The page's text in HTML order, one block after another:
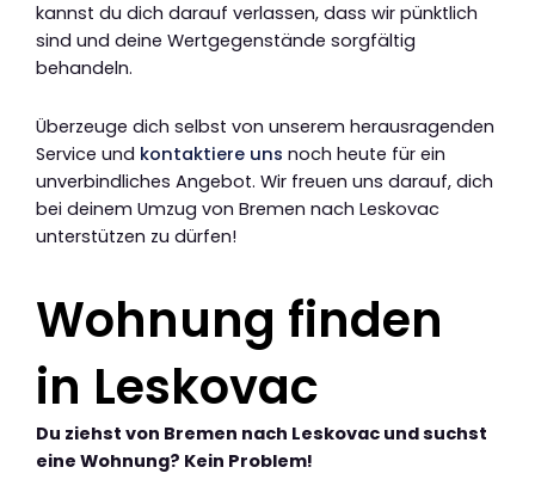
kannst du dich darauf verlassen, dass wir pünktlich
sind und deine Wertgegenstände sorgfältig
behandeln.
Überzeuge dich selbst von unserem herausragenden
Service und kontaktiere uns noch heute für ein
unverbindliches Angebot. Wir freuen uns darauf, dich
bei deinem Umzug von Bremen nach Leskovac
unterstützen zu dürfen!
Wohnung finden
in Leskovac
Du ziehst von Bremen nach Leskovac und suchst
eine Wohnung? Kein Problem!